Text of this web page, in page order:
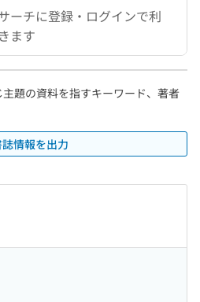
ーチに登録・ログインで利
ます
題の資料を指すキーワード、著者
情報を出力